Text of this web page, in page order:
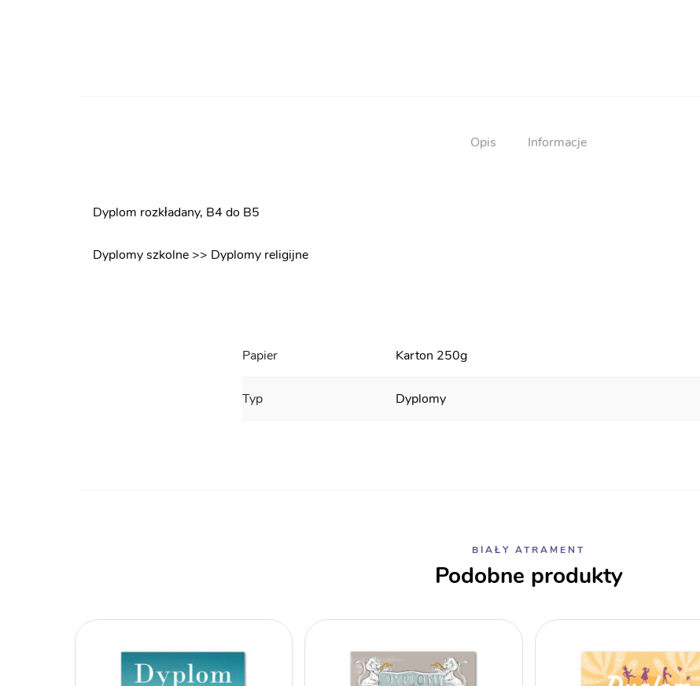
Opis Informacje
Dyplom rozkładany, B4 do B5
Dyplomy szkolne >> Dyplomy religijne
Papier Karton 250g
Typ Dyplomy
BIAŁY ATRAMENT
Podobne produkty